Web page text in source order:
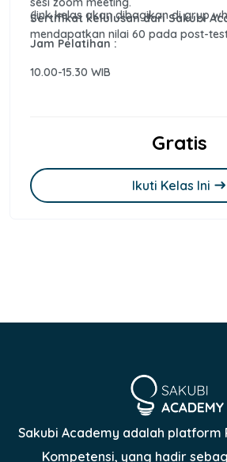
Sertifikat kelulusan dari Sakubi
mendapatkan nilai 60 pada post-
(link kelas akan dibagikan di grup
Jam Pelatihan :
10.00-15.30 WIB
Gratis
Ikuti Kelas Ini east
Sakubi Academy adalah platform
Kompetensi, yang hadir